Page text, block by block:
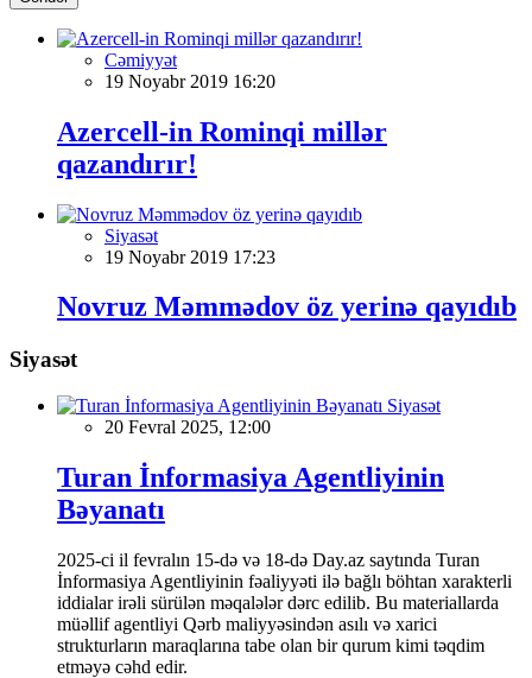
Cəmiyyət
19 Noyabr 2019 16:20
Azercell-in Rominqi millər
qazandırır!
Siyasət
19 Noyabr 2019 17:23
Novruz Məmmədov öz yerinə qayıdıb
Siyasət
Siyasət
20 Fevral 2025, 12:00
Turan İnformasiya Agentliyinin
Bəyanatı
2025-ci il fevralın 15-də və 18-də Day.az saytında Turan
İnformasiya Agentliyinin fəaliyyəti ilə bağlı böhtan xarakterli
iddialar irəli sürülən məqalələr dərc edilib. Bu materiallarda
müəllif agentliyi Qərb maliyyəsindən asılı və xarici
strukturların maraqlarına tabe olan bir qurum kimi təqdim
etməyə cəhd edir.